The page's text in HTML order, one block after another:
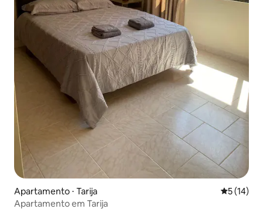
Apartamento ⋅ Tarija 5 de uma
5 (14)
Apartamento em Tarija